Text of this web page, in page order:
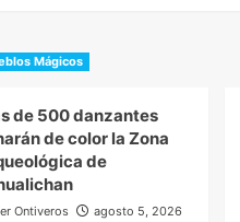
Mágicos
de 500 danzantes
de color la Zona
de
Ontiveros agosto 5, 2026